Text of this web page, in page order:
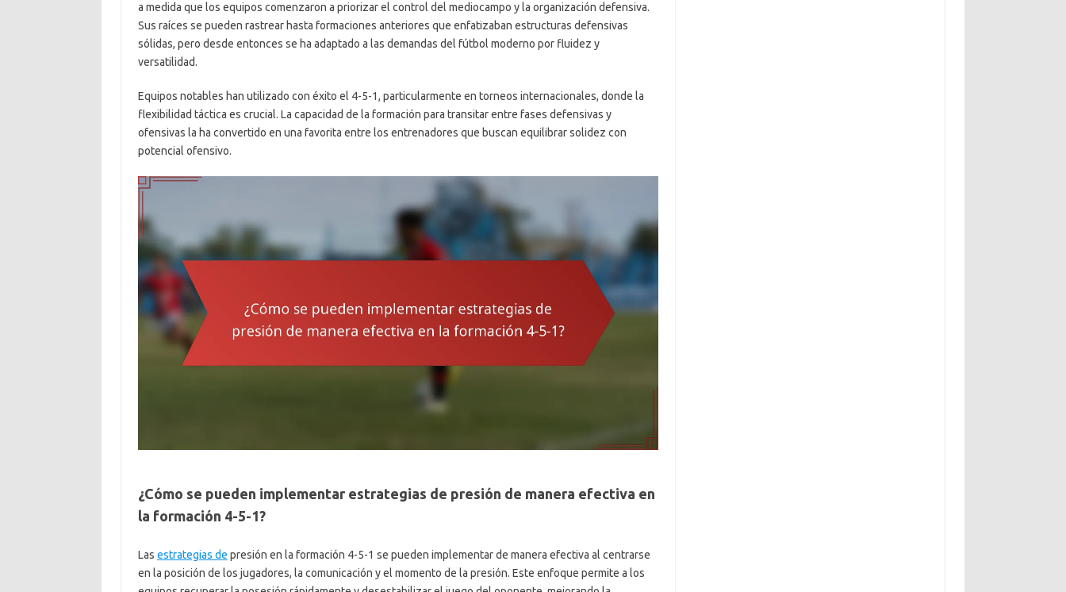
a medida que los equipos comenzaron a priorizar el control del mediocampo y la organización defensiva.
Sus raíces se pueden rastrear hasta formaciones anteriores que enfatizaban estructuras defensivas
sólidas, pero desde entonces se ha adaptado a las demandas del fútbol moderno por fluidez y
versatilidad.
Equipos notables han utilizado con éxito el 4-5-1, particularmente en torneos internacionales, donde la
flexibilidad táctica es crucial. La capacidad de la formación para transitar entre fases defensivas y
ofensivas la ha convertido en una favorita entre los entrenadores que buscan equilibrar solidez con
potencial ofensivo.
¿Cómo se pueden implementar estrategias de presión de manera efectiva en
la formación 4-5-1?
Las estrategias de presión en la formación 4-5-1 se pueden implementar de manera efectiva al centrarse
en la posición de los jugadores, la comunicación y el momento de la presión. Este enfoque permite a los